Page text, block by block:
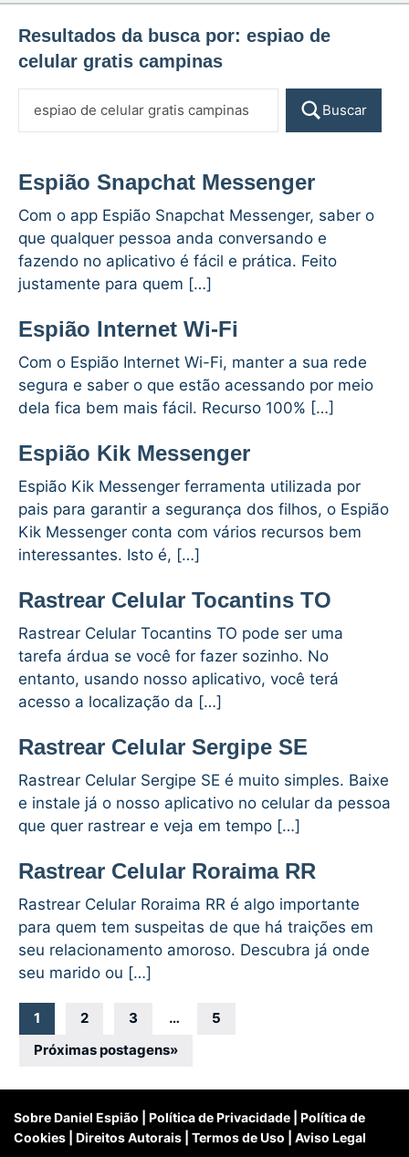
Resultados da busca por: espiao de
celular gratis campinas
Buscar
Espião Snapchat Messenger
Com o app Espião Snapchat Messenger, saber o
que qualquer pessoa anda conversando e
fazendo no aplicativo é fácil e prática. Feito
justamente para quem […]
Espião Internet Wi-Fi
Com o Espião Internet Wi-Fi, manter a sua rede
segura e saber o que estão acessando por meio
dela fica bem mais fácil. Recurso 100% […]
Espião Kik Messenger
Espião Kik Messenger ferramenta utilizada por
pais para garantir a segurança dos filhos, o Espião
Kik Messenger conta com vários recursos bem
interessantes. Isto é, […]
Rastrear Celular Tocantins TO
Rastrear Celular Tocantins TO pode ser uma
tarefa árdua se você for fazer sozinho. No
entanto, usando nosso aplicativo, você terá
acesso a localização da […]
Rastrear Celular Sergipe SE
Rastrear Celular Sergipe SE é muito simples. Baixe
e instale já o nosso aplicativo no celular da pessoa
que quer rastrear e veja em tempo […]
Rastrear Celular Roraima RR
Rastrear Celular Roraima RR é algo importante
para quem tem suspeitas de que há traições em
seu relacionamento amoroso. Descubra já onde
seu marido ou […]
Navegação
por
posts
1 2 3 …
5
Próximas postagens»
Sobre Daniel Espião Política de Privacidade
Política de
Cookies
Direitos Autorais Termos de Uso Aviso Legal